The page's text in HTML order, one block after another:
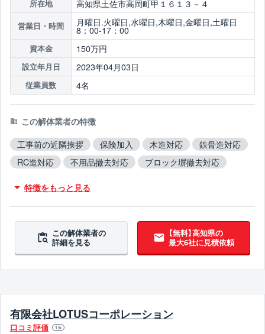
所在地 高知県土佐市高岡町甲１６１３－４
営業日・時間 月曜日.火曜日,水曜日,木曜日,金曜日,土曜日
8：00-17：00
資本金 150万円
設立年月日 2023年04月03日
従業員数 4名
この解体業者の特徴
工事前の近隣挨拶
保険加入 木造対応
鉄骨造対応
RC造対応
不用品撤去対応
ブロック塀撤去対応
特徴をもっと見る
この解体業者の
詳細を見る
【無料】高知県の
最大6社に見積依頼
有限会社LOTUSコーポレーション
口コミ評価 1 件